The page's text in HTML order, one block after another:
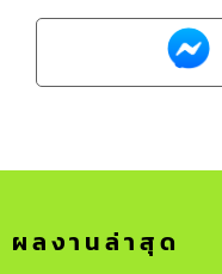
ผลงานล่าสุด